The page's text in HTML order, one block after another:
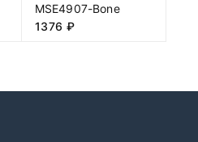
MSE4907-Bone
1376 ₽